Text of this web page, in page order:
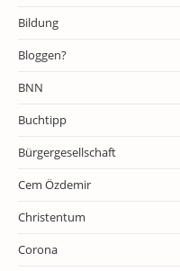
Bildung
Bloggen?
BNN
Buchtipp
Bürgergesellschaft
Cem Özdemir
Christentum
Corona